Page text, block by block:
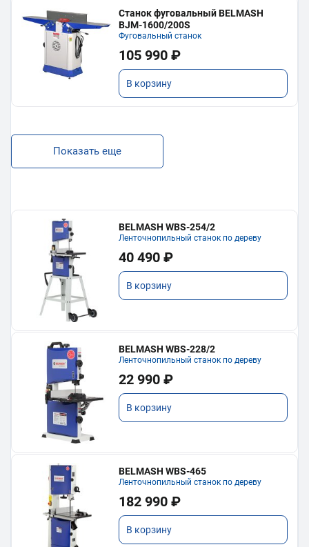
Станок фуговальный BELMASH
BJM-1600/200S
Фуговальный станок
105 990 ₽
В корзину
Показать еще
BELMASH WBS-254/2
Ленточнопильный станок по дереву
40 490 ₽
В корзину
BELMASH WBS-228/2
Ленточнопильный станок по дереву
22 990 ₽
В корзину
BELMASH WBS-465
Ленточнопильный станок по дереву
182 990 ₽
В корзину